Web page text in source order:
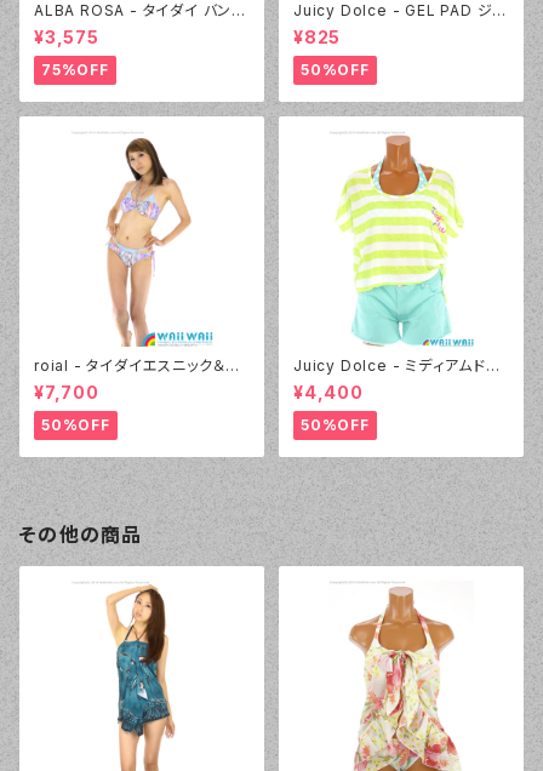
ALBA ROSA - タイダイ バンド
ゥ（14407 - 12:ピンク）
¥3,575
75%OFF
Juicy Dolce - GEL PAD ジェ
ルパッド（030 - 40:イエロー）
¥825
50%OFF
roial - タイダイエスニック＆デ
ニムプリント（24405 - 80:パー
プル）
¥7,700
50%OFF
Juicy Dolce - ミディアムドッ
ト（3405 - 60:グリーン）
¥4,400
50%OFF
その他の商品